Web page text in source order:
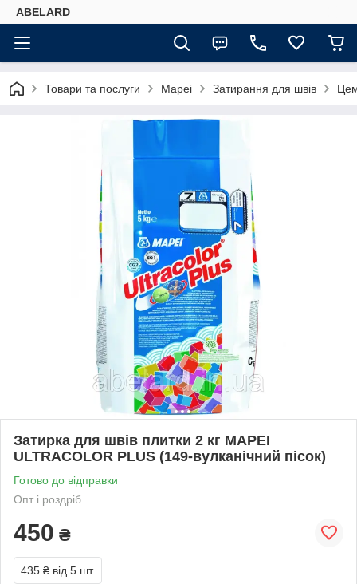
ABELARD
Товари та послуги Mapei Затирання для швів
Затирка для швів плитки 2 кг MAPEI
ULTRACOLOR PLUS (149-вулканічний пісок)
Готово до відправки
Опт і роздріб
450 ₴
435 ₴ від 5 шт.